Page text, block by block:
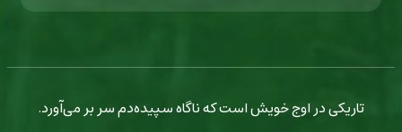
تاریکی در اوج خویش است که ناگاه سپیده‌دم سر بر می‌آورد.